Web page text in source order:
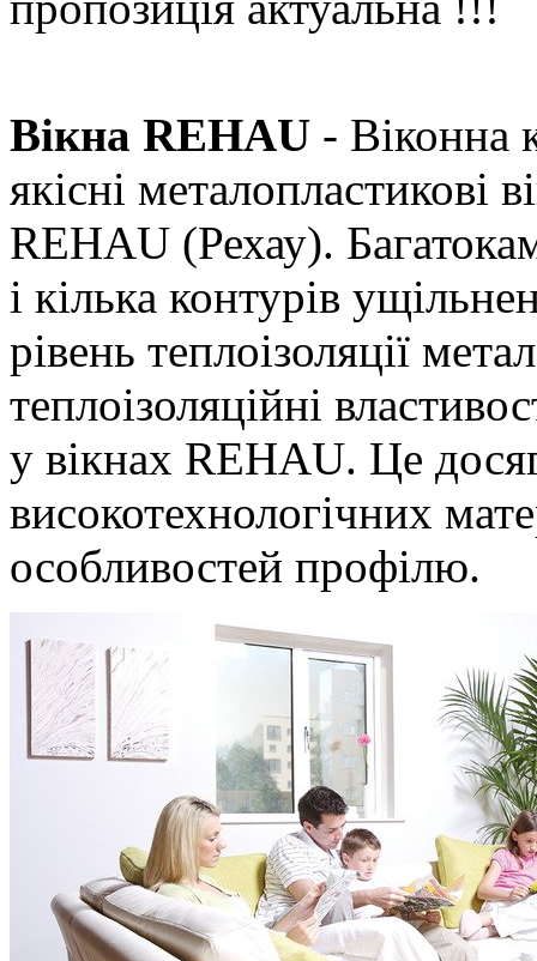
Вікна REHAU - Віконна
якісні металопластикові
REHAU (Рехау).
і кілька контурів
рівень теплоізоляції
теплоізоляційні
у вікнах REHAU. Це
високотехнологічних
особливостей профілю.